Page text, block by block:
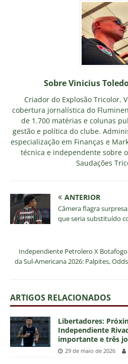
Sobre Vinicius
Criador do Explosão Tricolor,
cobertura jornalística do
de 1.700 matérias e colunas
gestão e política do clube.
especialização em Finanças e
técnica e independente sobre
Saudações
ANTERIOR
Câmera flagra
que seria substituído
Independiente Petrolero X
da Sul-Americana 2026: Palpites,
ARTIGOS RELACIONADOS
Libertadores:
Independiente
importante e três
29 de maio de 2026